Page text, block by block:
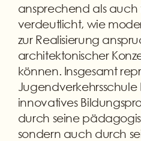
ansprechend als auch
verdeutlicht, wie
zur Realisierung
architektonischer
können. Insgesamt
Jugendverkehrsschule
innovatives
durch seine
sondern auch durch